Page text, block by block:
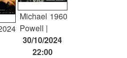
Michael
Powell
1960
30/10/2024
22:00